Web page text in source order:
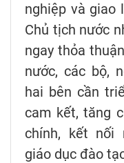
nghiệp và giao
Chủ tịch nước
ngay thỏa
nước, các bộ,
hai bên cần
cam kết, tăng
chính, kết nối
giáo dục đào